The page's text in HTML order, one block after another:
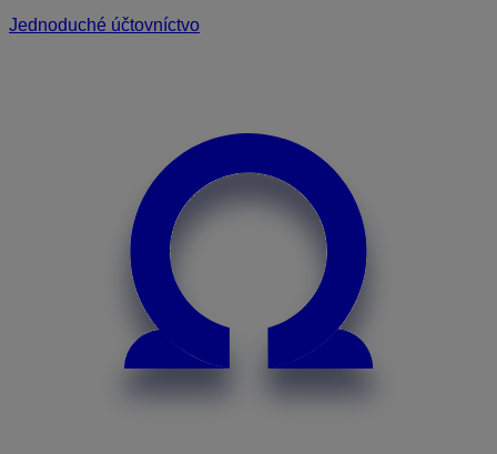
Jednoduché účtovníctvo